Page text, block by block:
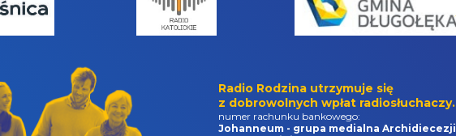
Radio Rodzina utrzymuje się
z dobrowolnych wpłat radiosłuchaczy.
numer rachunku bankowego:
Johanneum - grupa medialna Archidiecezji